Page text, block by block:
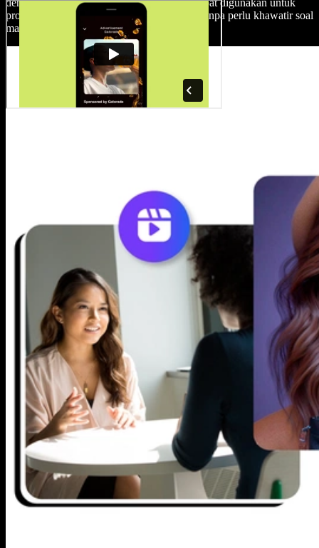
proyek pribadi maupun komersial apa pun, tanpa perlu khawatir soal
masalah hak cipta.